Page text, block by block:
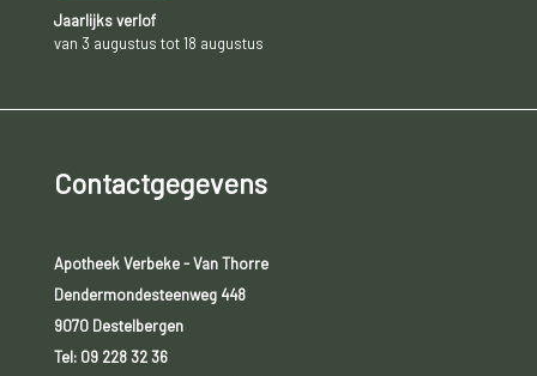
Jaarlijks verlof
van 3 augustus tot 18 augustus
Contactgegevens
Apotheek Verbeke - Van Thorre
Dendermondesteenweg 448
9070 Destelbergen
Tel: 09 228 32 36